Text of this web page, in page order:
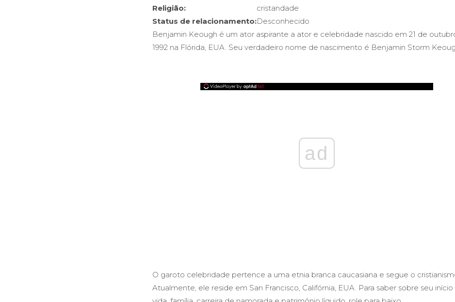
Religião:
cristandade
Status de relacionamento:Desconhecido
Benjamin Keough é um ator aspirante a ator e celebridade nascido em 21 de
1992 na Flórida, EUA. Seu verdadeiro nome de nascimento é Benjamin Storm
ad
O garoto celebridade pertence a uma etnia branca caucasiana e segue o
Atualmente, ele reside em San Francisco, Califórnia, EUA. Para saber sobre seu início